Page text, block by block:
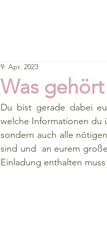
Was
9. Apr. 2023
Du bist gerade dabei
welche Informationen du
sondern auch alle
sind und  an eurem
Einladung enthalten